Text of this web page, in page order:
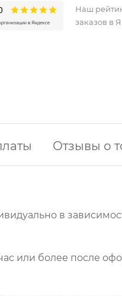
Наш
заказов в
Отзывы о
в
или более после